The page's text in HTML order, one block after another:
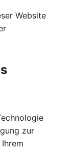
Website
zur